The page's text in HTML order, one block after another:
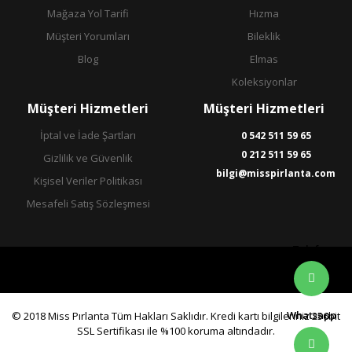
Mağaza Yol Tarifi
Müşteri Yorumları
Blog
Hızma
Bileklik
Elmas
Koleksiyonlar
Müşteri Hizmetleri
İptal ve İade Şartları
Gizlilik ve Güvenlik
Kişisel Veriler Politikası
Mesafeli Satış Sözleşmesi
Müşteri Hizmetleri
0 542 511 59 65
0 212 511 59 65
bilgi@misspirlanta.com
© 2018 Miss Pırlanta Tüm Hakları Saklıdır. Kredi kartı bilgileriniz 256bit
SSL Sertifikası ile %100 koruma altındadır.
Whatsapp